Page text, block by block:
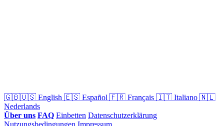
🇬🇧🇺🇸 English 🇪🇸 Español 🇫🇷 Français 🇮🇹 Italiano 🇳🇱
Nederlands
Über uns FAQ Einbetten Datenschutzerklärung
Nutzungsbedingungen Impressum